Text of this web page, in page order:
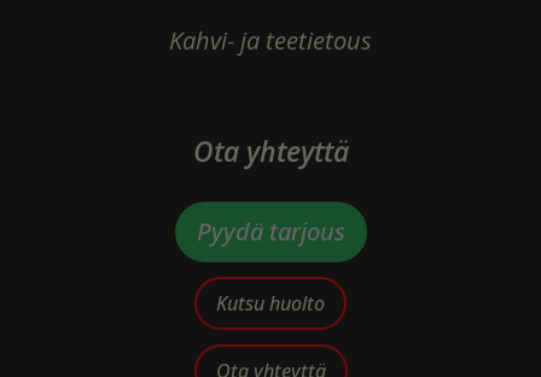
Kahvi- ja teetietous
Ota yhteyttä
Pyydä tarjous
Kutsu huolto
Ota yhteyttä